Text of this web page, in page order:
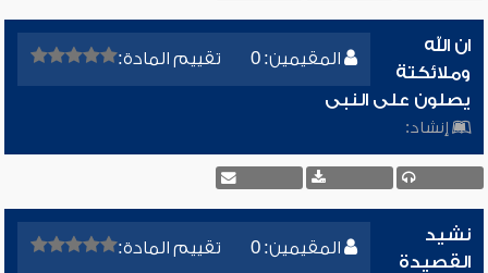
المقيمين: 0 تقييم المادة:
ان الله
وملائكتة
يصلون على النبى
إنشاد:
المقيمين: 0 تقييم المادة:
نشيد
القصيدة